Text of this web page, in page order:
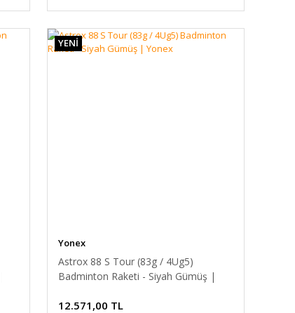
YENİ
Yonex
Astrox 88 S Tour (83g / 4Ug5)
Badminton Raketi - Siyah Gümüş |
12.571,00 TL